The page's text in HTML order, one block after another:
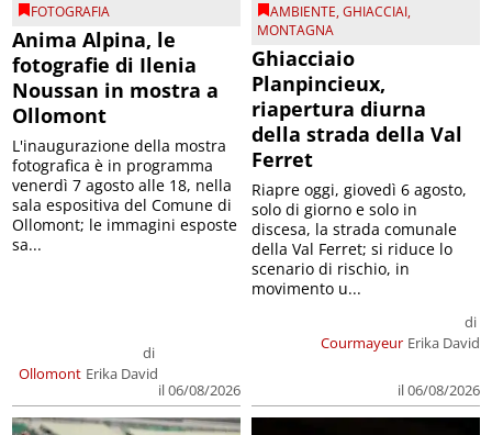
FOTOGRAFIA
Anima Alpina, le
fotografie di Ilenia
Noussan in mostra a
Ollomont
Ollomont
di
Erika David
il 06/08/2026
L'inaugurazione della mostra
fotografica è in programma
venerdì 7 agosto alle 18, nella
sala espositiva del Comune di
Ollomont; le immagini esposte
sa...
AMBIENTE,GHIACCIAI,
MONTAGNA
Ghiacciaio
Planpincieux,
riapertura diurna
della strada della Val
Ferret
Courmayeur
di
Erika David
il 06/08/2026
Riapre oggi, giovedì 6 agosto,
solo di giorno e solo in
discesa, la strada comunale
della Val Ferret; si riduce lo
scenario di rischio, in
movimento u...